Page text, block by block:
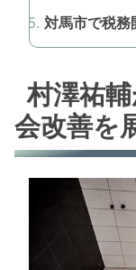
対馬市で税務
村澤祐
会改善を